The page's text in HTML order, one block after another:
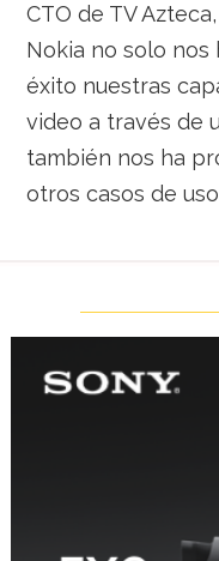
CTO de TV
Nokia no solo
éxito nuestras
video a través de
también nos ha
otros casos de uso